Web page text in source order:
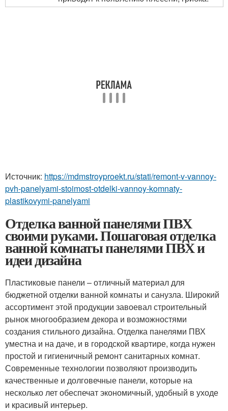
Источник: https://mdmstroyproekt.ru/stati/remont-v-vannoy-
pvh-panelyami-stoimost-otdelki-vannoy-komnaty-
plastikovymi-panelyami
Отделка ванной панелями ПВХ
своими руками. Пошаговая отделка
ванной комнаты панелями ПВХ и
идеи дизайна
Пластиковые панели – отличный материал для
бюджетной отделки ванной комнаты и санузла. Широкий
ассортимент этой продукции завоевал строительный
рынок многообразием декора и возможностями
создания стильного дизайна. Отделка панелями ПВХ
уместна и на даче, и в городской квартире, когда нужен
простой и гигиеничный ремонт санитарных комнат.
Современные технологии позволяют производить
качественные и долговечные панели, которые на
несколько лет обеспечат экономичный, удобный в уходе
и красивый интерьер.